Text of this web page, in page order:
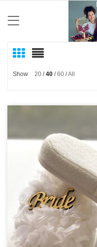
Show 20 40 60 All